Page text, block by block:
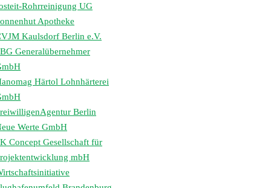
Rohrreinigung UG
Apotheke
Kaulsdorf Berlin e.V.
Generalübernehmer
Härtol Lohnhärterei
Berlin
Werte GmbH
Concept Gesellschaft für
mbH